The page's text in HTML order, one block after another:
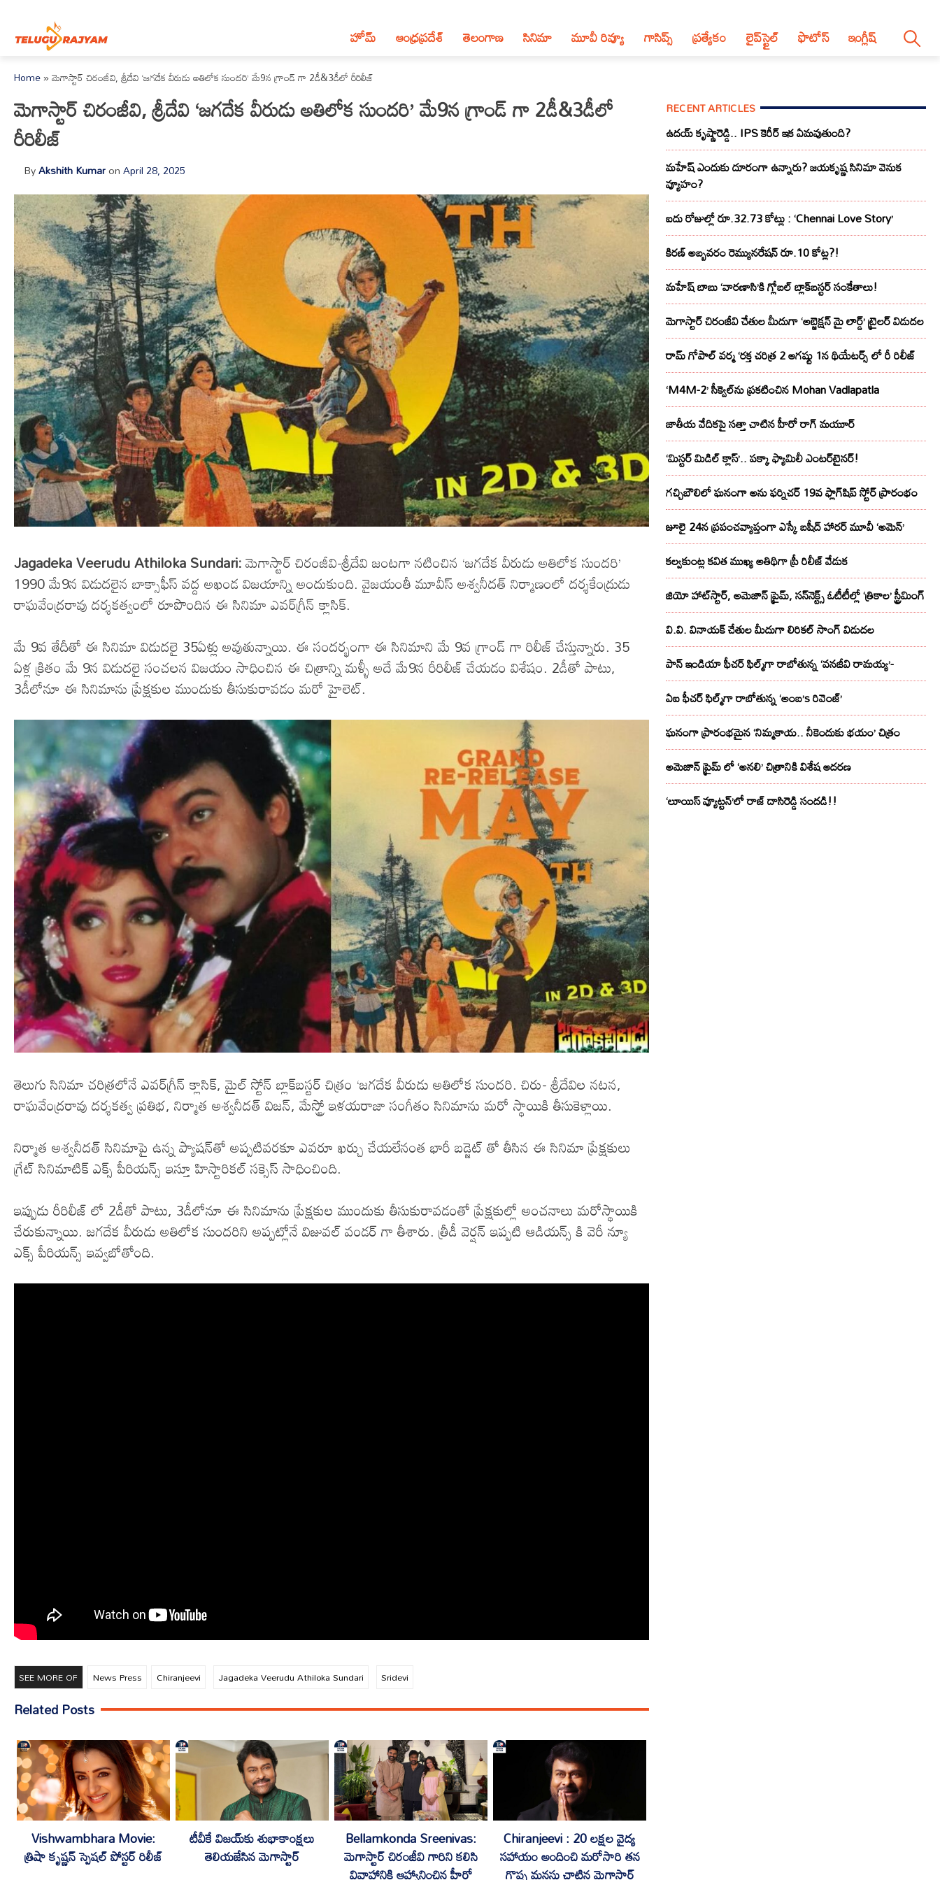
హోమ్ ఆంధ్ర‌ప్ర‌దేశ్‌ తెలంగాణ‌ సినిమా మూవీ రివ్యూ గాసిప్స్ ప్రత్యేకం లైప్‌స్టైల్‌ ఫొటోస్ ఇంగ్లీష్
Home»మెగాస్టార్ చిరంజీవి, శ్రీదేవి ‘జగదేక వీరుడు అతిలోక సుందరి’ మే9న గ్రాండ్ గా 2డీ&3డీలో రీరిలీజ్
మెగాస్టార్ చిరంజీవి, శ్రీదేవి ‘జగదేక వీరుడు అతిలోక సుందరి’ మే9న గ్రాండ్ గా 2డీ&3డీలో
రీరిలీజ్
ByAkshith KumaronApril 28, 2025
Jagadeka Veerudu Athiloka Sundari:మెగాస్టార్ చిరంజీవి-శ్రీదేవి జంటగా నటించిన ‘జగదేక వీరుడు అతిలోక సుందరి’
1990 మే9న విడుదలైన బాక్సాఫీస్‌ వద్ద అఖండ విజయాన్ని అందుకుంది. వైజయంతీ మూవీస్‌ అశ్వనీదత్ నిర్మాణంలో దర్శకేంద్రుడు
రాఘవేంద్రరావు దర్శకత్వంలో రూపొందిన ఈ సినిమా ఎవర్‌గ్రీన్‌ క్లాసిక్‌.
మే 9వ తేదీతో ఈ సినిమా విడుదలై 35ఏళ్లు అవుతున్నాయి. ఈ సందర్భంగా ఈ సినిమాని మే 9వ గ్రాండ్ గా రిలీజ్ చేస్తున్నారు. 35
ఏళ్ల క్రితం మే 9న విడుదలై సంచలన విజయం సాధించిన ఈ చిత్రాన్ని మళ్ళీ అదే మే9న రీరిలీజ్ చేయడం విశేషం. 2డీతో పాటు,
3డీలోనూ ఈ సినిమాను ప్రేక్షకుల ముందుకు తీసుకురావడం మరో హైలెట్.
తెలుగు సినిమా చరిత్రలోనే ఎవర్‌గ్రీన్‌ క్లాసిక్‌, మైల్ స్టోన్ బ్లాక్‌బస్టర్‌ చిత్రం ‘జగదేక వీరుడు అతిలోక సుందరి. చిరు- శ్రీదేవిల నటన,
రాఘవేంద్రరావు దర్శకత్వ ప్రతిభ, నిర్మాత అశ్వనీదత్ విజన్, మేస్ట్రో ఇళయరాజా సంగీతం సినిమాను మరో స్థాయికి తీసుకెళ్లాయి.
నిర్మాత అశ్వనీదత్‌ సినిమాపై ఉన్న ప్యాషన్‌తో అప్పటివరకూ ఎవరూ ఖర్చు చేయలేనంత భారీ బడ్జెట్ తో తీసిన ఈ సినిమా ప్రేక్షకులు
గ్రేట్ సినిమాటిక్ ఎక్స్ పీరియన్స్ ఇస్తూ హిస్టారికల్ సక్సెస్ సాధించింది.
ఇప్పుడు రీరిలీజ్ లో 2డీతో పాటు, 3డీలోనూ ఈ సినిమాను ప్రేక్షకుల ముందుకు తీసుకురావడంతో ప్రేక్షకుల్లో అంచనాలు మరోస్థాయికి
చేరుకున్నాయి. జగదేక వీరుడు అతిలోక సుందరిని అప్పట్లోనే విజువల్ వండర్ గా తీశారు. త్రీడీ వెర్షన్ ఇప్పటి ఆడియన్స్ కి వెరీ న్యూ
ఎక్స్ పీరియన్స్ ఇవ్వబోతోంది.
SEE MORE OF News Press Chiranjeevi Jagadeka Veerudu Athiloka Sundari Sridevi
Related Posts
Vishwambhara Movie:
త్రిషా కృష్ణన్‌ స్పెషల్ పోస్టర్ రిలీజ్
టీవీకే విజయ్‌కు శుభాకాంక్షలు
తెలియజేసిన మెగాస్టార్
Bellamkonda Sreenivas:
మెగాస్టార్ చిరంజీవి గారిని కలిసి
వివాహానికి ఆహ్వానించిన హీరో
Chiranjeevi : 20 లక్షల వైద్య
సహాయం అందించి మరోసారి తన
గొప్ప మనసు చాటిన మెగాస్టార్
RECENT ARTICLES
ఉదయ్ కృష్ణారెడ్డి.. IPS కెరీర్ ఇక ఏమవుతుంది?
మహేష్ ఎందుకు దూరంగా ఉన్నారు? జయకృష్ణ సినిమా వెనుక
వ్యూహం?
ఐదు రోజుల్లో రూ.32.73 కోట్లు : ‘Chennai Love Story’
కిరణ్ అబ్బవరం రెమ్యునరేషన్ రూ.10 కోట్ల?!
మహేష్ బాబు ‘వారణాసి’కి గ్లోబల్ బ్లాక్‌బస్టర్ సంకేతాలు!
మెగాస్టార్ చిరంజీవి చేతుల మీదుగా ‘అబ్జెక్ష‌న్ మై లార్డ్‌’ ట్రైల‌ర్ విడుద‌ల
రామ్ గోపాల్ వర్మ ‘రక్త చరిత్ర 2 ఆగష్టు 1న థియేటర్స్ లో రీ రిలీజ్
‘M4M-2’ సీక్వెల్‌ను ప్రకటించిన Mohan Vadlapatla
జాతీయ వేదికపై సత్తా చాటిన హీరో రాగ్ మయూర్‌
‘మిస్టర్ మిడిల్ క్లాస్’.. పక్కా ఫ్యామిలీ ఎంటర్‌టైనర్!
గచ్చిబౌలిలో ఘనంగా అను ఫర్నిచర్ 19వ ఫ్లాగ్‌షిప్ స్టోర్ ప్రారంభం
జూలై 24న ప్రపంచవ్యాప్తంగా ఎస్కే బషీద్‌ హారర్ మూవీ ‘అమెన్’
కల్వకుంట్ల కవిత ముఖ్య అతిథిగా ప్రీ రిలీజ్ వేడుక
జియో హాట్‌స్టార్, అమెజాన్ ప్రైమ్, సన్‌నెక్ట్స్ ఓటీటీల్లో ‘త్రికాల’ స్ట్రీమింగ్
వి.వి. వినాయక్ చేతుల మీదుగా లిరికల్ సాంగ్ విడుదల
పాన్ ఇండియా ఫీచర్ ఫిల్మ్‌గా రాబోతున్న ‘వనజీవి రామయ్య’-
ఏఐ ఫీచర్ ఫిల్మ్‌గా రాబోతున్న ‘అంబ’s రివెంజ్’
ఘనంగా ప్రారంభమైన ‘నిమ్మకాయ.. నీకెందుకు భయం’ చిత్రం
అమెజాన్ ప్రైమ్ లో ‘అనలి’ చిత్రానికి విశేష ఆదరణ
‘లూయిస్ వ్యూట్టన్’లో రాజ్ దాసిరెడ్డి సందడి!!